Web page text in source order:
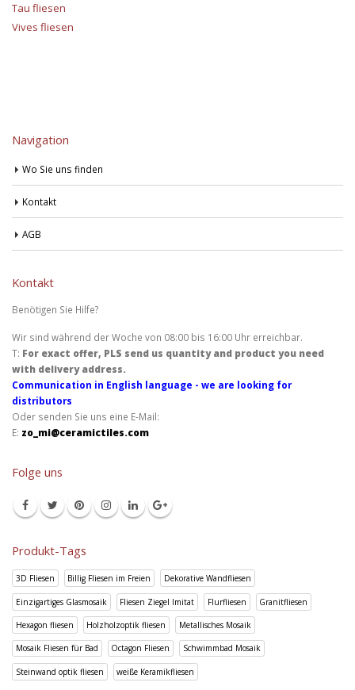
Tau fliesen
Vives fliesen
Navigation
Wo Sie uns finden
Kontakt
AGB
Kontakt
Benötigen Sie Hilfe?
Wir sind während der Woche von 08:00 bis 16:00 Uhr erreichbar.
T: For exact offer, PLS send us quantity and product you need
with delivery address.
Communication in English language - we are looking for
distributors
Oder senden Sie uns eine E-Mail:
E: zo_mi@ceramictiles.com
Folge uns
Produkt-Tags
3D Fliesen Billig Fliesen im Freien Dekorative Wandfliesen
Einzigartiges Glasmosaik Fliesen Ziegel Imitat Flurfliesen Granitfliesen
Hexagon fliesen Holzholzoptik fliesen Metallisches Mosaik
Mosaik Fliesen für Bad Octagon Fliesen Schwimmbad Mosaik
Steinwand optik fliesen weiße Keramikfliesen